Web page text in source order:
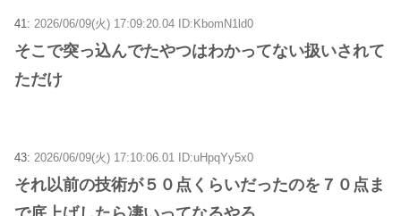
41: 2026/06/09(火) 17:09:20.04 ID:KbomN1ld0
そこで突っ込んでたやつはわかってない扱いされて
ただけ
43: 2026/06/09(火) 17:10:06.01 ID:uHpqYy5x0
それ以前の技術が５０点くらいだったのを７０点ま